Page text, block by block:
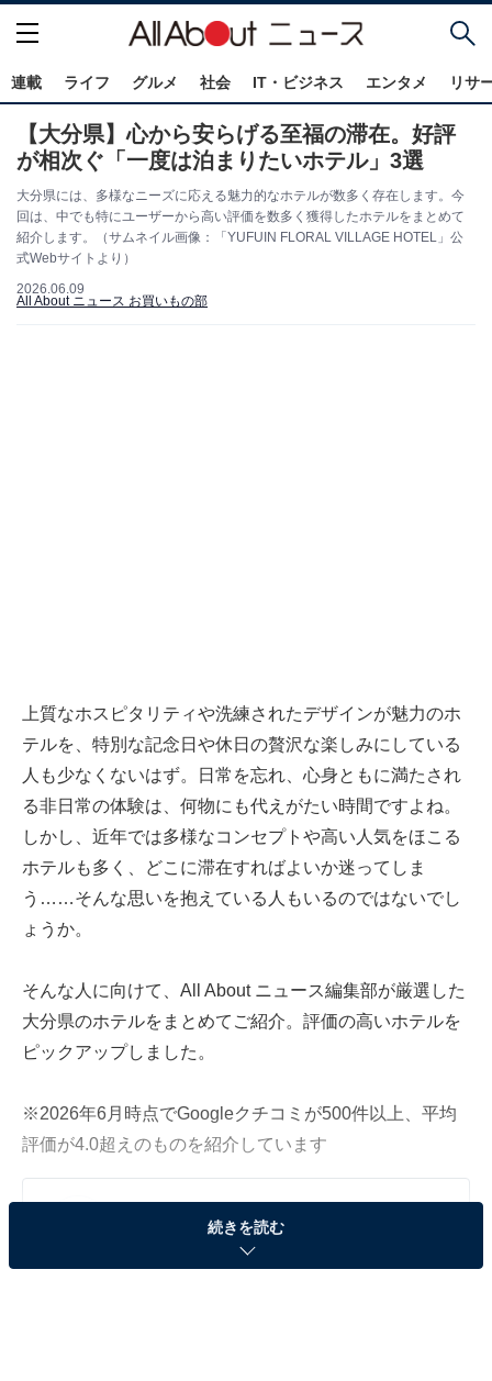
連載 ライフ グルメ 社会 IT・ビジネス エンタメ リサ
【大分県】心から安らげる至福の滞在。好評
が相次ぐ「一度は泊まりたいホテル」3選
大分県には、多様なニーズに応える魅力的なホテルが数多く存在します。今
回は、中でも特にユーザーから高い評価を数多く獲得したホテルをまとめて
紹介します。（サムネイル画像：「YUFUIN FLORAL VILLAGE HOTEL」公
式Webサイトより）
2026.06.09
All About ニュース お買いもの部
上質なホスピタリティや洗練されたデザインが魅力のホ
テルを、特別な記念日や休日の贅沢な楽しみにしている
人も少なくないはず。日常を忘れ、心身ともに満たされ
る非日常の体験は、何物にも代えがたい時間ですよね。
しかし、近年では多様なコンセプトや高い人気をほこる
ホテルも多く、どこに滞在すればよいか迷ってしま
う……そんな思いを抱えている人もいるのではないでし
ょうか。
そんな人に向けて、All About ニュース編集部が厳選した
大分県のホテルをまとめてご紹介。評価の高いホテルを
ピックアップしました。
※2026年6月時点でGoogleクチコミが500件以上、平均
評価が4.0超えのものを紹介しています
続きを読む